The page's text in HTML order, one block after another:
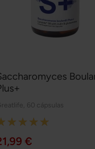
60 cápsulas
€